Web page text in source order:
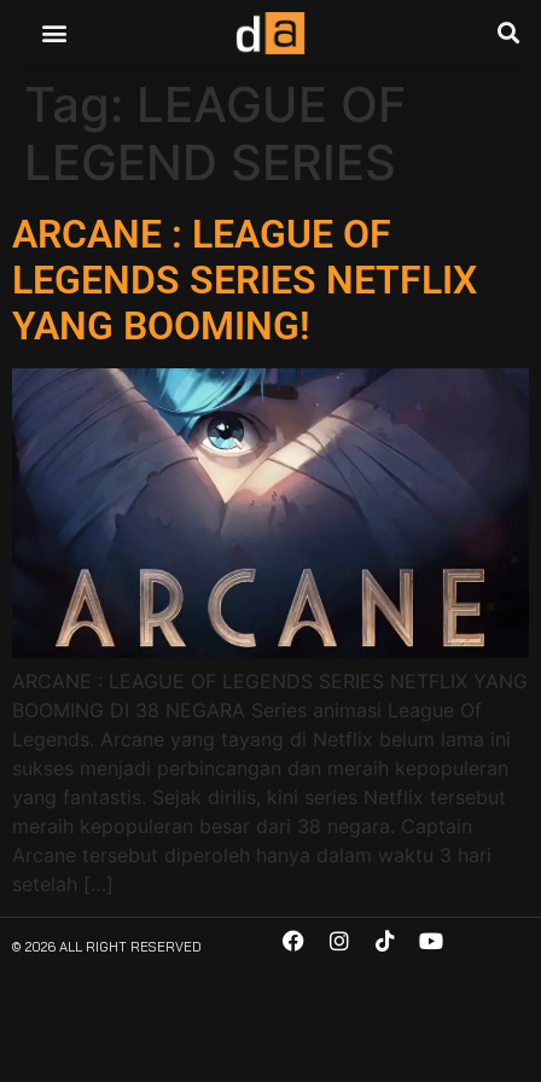
Tag: LEAGUE OF
LEGEND SERIES
ARCANE : LEAGUE OF
LEGENDS SERIES NETFLIX
YANG BOOMING!
ARCANE : LEAGUE OF LEGENDS SERIES NETFLIX YANG
BOOMING DI 38 NEGARA Series animasi League Of
Legends. Arcane yang tayang di Netflix belum lama ini
sukses menjadi perbincangan dan meraih kepopuleran
yang fantastis. Sejak dirilis, kini series Netflix tersebut
meraih kepopuleran besar dari 38 negara. Captain
Arcane tersebut diperoleh hanya dalam waktu 3 hari
setelah […]
© 2026 ALL RIGHT RESERVED